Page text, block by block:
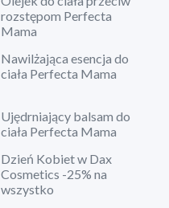
rozstępom Perfecta
Mama
Nawilżająca esencja do
ciała Perfecta Mama
Ujędrniający balsam do
ciała Perfecta Mama
Dzień Kobiet w Dax
Cosmetics -25% na
wszystko